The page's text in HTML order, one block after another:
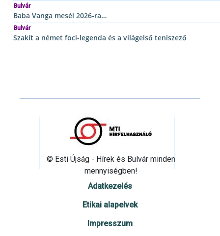
Bulvár
Baba Vanga meséi 2026-ra…
Bulvár
Szakít a német foci-legenda és a világelső teniszező
© Esti Újság - Hírek és Bulvár minden
mennyiségben!
Adatkezelés
Etikai alapelvek
Impresszum